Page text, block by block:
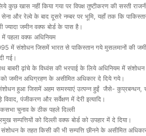
कुछ खास नहीं किया गया पर विपक्ष तुष्टीकरण की सस्ती
और रेल्वे के बाद दूसरे नम्बर पर भूमि, यहाँ तक कि
जमीन वक्फ बोर्ड के पास है।
में पहला वक्फ अधिनियम
में संशोधन जिसमें भारत से पाकिस्तान गये मुसलमानों की
गई।
बाबरी ढ़ांचे के विध्वंस की भरपाई के लिये अधिनियम में
को जमीन अधिग्रहण के असीमित अधिकार दे दिये गये।
हुआ जिसमें अहम समस्याएं उत्पन्न हुईं जैसे- कुप्रबन्धन,
पंजीकरण और सर्वेक्षण में देरी इत्यादि।
चुनाव के ठीक पहले दिल्ली
सम्पत्तियों को दिल्ली वक्फ बोर्ड को उपहार में दे दिया।
के तहत किसी की भी सम्पत्ति छीनने के असीमित